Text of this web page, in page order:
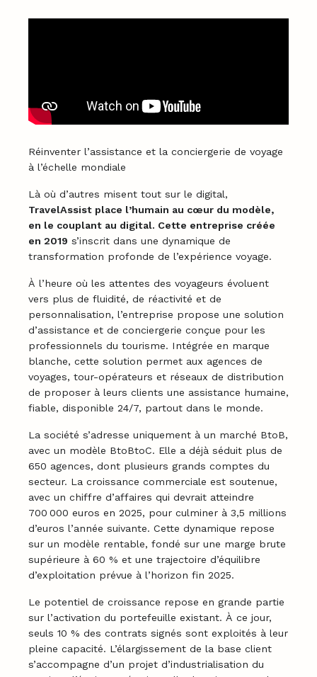
Réinventer l’assistance et la conciergerie de voyage
à l’échelle mondiale
Là où d’autres misent tout sur le digital,
TravelAssist place l’humain au cœur du modèle,
en le couplant au digital. Cette entreprise créée
en 2019 s’inscrit dans une dynamique de
transformation profonde de l’expérience voyage.
À l’heure où les attentes des voyageurs évoluent
vers plus de fluidité, de réactivité et de
personnalisation, l’entreprise propose une solution
d’assistance et de conciergerie conçue pour les
professionnels du tourisme. Intégrée en marque
blanche, cette solution permet aux agences de
voyages, tour-opérateurs et réseaux de distribution
de proposer à leurs clients une assistance humaine,
fiable, disponible 24/7, partout dans le monde.
La société s’adresse uniquement à un marché BtoB,
avec un modèle BtoBtoC. Elle a déjà séduit plus de
650 agences, dont plusieurs grands comptes du
secteur. La croissance commerciale est soutenue,
avec un chiffre d’affaires qui devrait atteindre
700 000 euros en 2025, pour culminer à 3,5 millions
d’euros l’année suivante. Cette dynamique repose
sur un modèle rentable, fondé sur une marge brute
supérieure à 60 % et une trajectoire d’équilibre
d’exploitation prévue à l’horizon fin 2025.
Le potentiel de croissance repose en grande partie
sur l’activation du portefeuille existant. À ce jour,
seuls 10 % des contrats signés sont exploités à leur
pleine capacité. L’élargissement de la base client
s’accompagne d’un projet d’industrialisation du